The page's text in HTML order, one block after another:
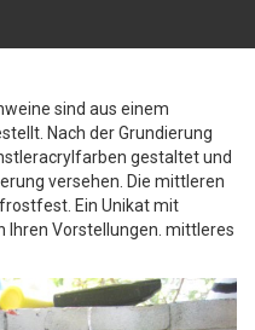
sind aus einem
Nach der Grundierung
gestaltet und
versehen. Die mittleren
Ein Unikat mit
Ihren Vorstellungen. mittleres